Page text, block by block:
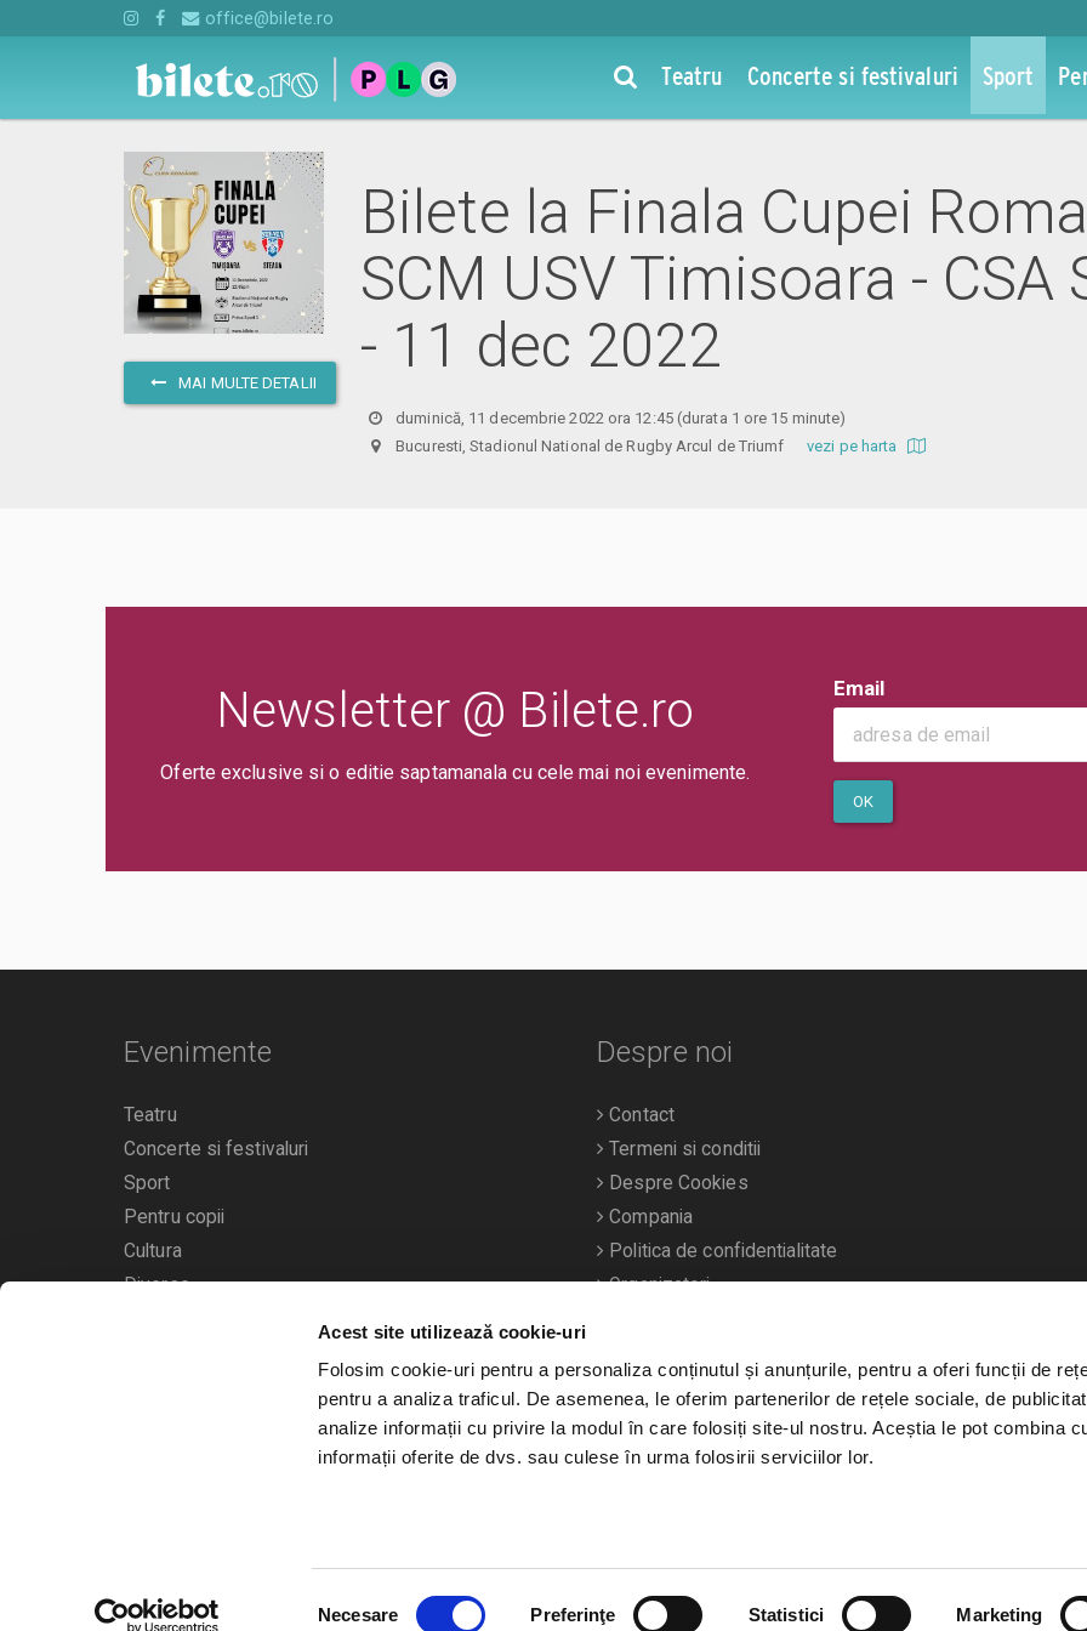
Acest site utilizează cookie-uri
Folosim cookie-uri pentru a personaliza conținutul și anunțurile, pentru a oferi funcții de
pentru a analiza traficul. De asemenea, le oferim partenerilor de rețele sociale, de
analize informații cu privire la modul în care folosiți site-ul nostru. Aceștia le pot combina
informații oferite de dvs. sau culese în urma folosirii serviciilor lor.
Necesare Preferinţe Statistici Marketing
office@bilete.ro
Teatru Concerte si festivaluri Sport
MAI MULTE DETALII
Bilete la Finala Cupei
SCM USV Timisoara - CSA
- 11 dec 2022
duminică, 11 decembrie 2022 ora 12:45 (durata 1 ore 15 minute)
Bucuresti, Stadionul National de Rugby Arcul de Triumfvezi pe harta
Newsletter @ Bilete.ro
Oferte exclusive si o editie saptamanala cu cele mai noi evenimente.
Email
OK
Evenimente
Teatru
Concerte si festivaluri
Sport
Pentru copii
Cultura
Diverse
Calendarul evenimentelor
Despre noi
Contact
Termeni si conditii
Despre Cookies
Compania
Politica de confidentialitate
Organizatori
Bilete.ro
A.N.P.C.
O.D.R.